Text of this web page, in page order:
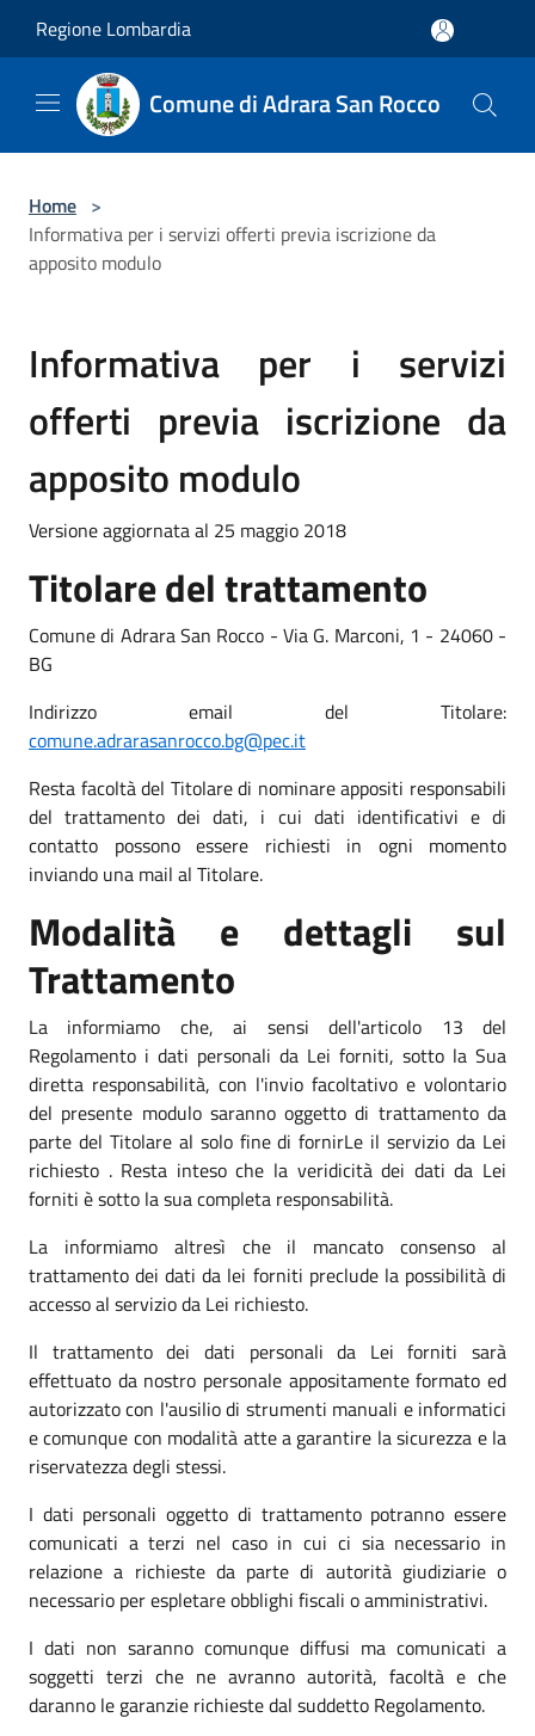
Regione Lombardia
Comune di Adrara San Rocco
Home >
Informativa per i servizi offerti previa iscrizione da
apposito modulo
Informativa per i servizi
offerti previa iscrizione da
apposito modulo
Versione aggiornata al 25 maggio 2018
Titolare del trattamento
Comune di Adrara San Rocco - Via G. Marconi, 1 - 24060 -
BG
Indirizzo email del Titolare:
comune.adrarasanrocco.bg@pec.it
Resta facoltà del Titolare di nominare appositi responsabili
del trattamento dei dati, i cui dati identificativi e di
contatto possono essere richiesti in ogni momento
inviando una mail al Titolare.
Modalità e dettagli sul
Trattamento
La informiamo che, ai sensi dell'articolo 13 del
Regolamento i dati personali da Lei forniti, sotto la Sua
diretta responsabilità, con l'invio facoltativo e volontario
del presente modulo saranno oggetto di trattamento da
parte del Titolare al solo fine di fornirLe il servizio da Lei
richiesto . Resta inteso che la veridicità dei dati da Lei
forniti è sotto la sua completa responsabilità.
La informiamo altresì che il mancato consenso al
trattamento dei dati da lei forniti preclude la possibilità di
accesso al servizio da Lei richiesto.
Il trattamento dei dati personali da Lei forniti sarà
effettuato da nostro personale appositamente formato ed
autorizzato con l'ausilio di strumenti manuali e informatici
e comunque con modalità atte a garantire la sicurezza e la
riservatezza degli stessi.
I dati personali oggetto di trattamento potranno essere
comunicati a terzi nel caso in cui ci sia necessario in
relazione a richieste da parte di autorità giudiziarie o
necessario per espletare obblighi fiscali o amministrativi.
I dati non saranno comunque diffusi ma comunicati a
soggetti terzi che ne avranno autorità, facoltà e che
daranno le garanzie richieste dal suddetto Regolamento.